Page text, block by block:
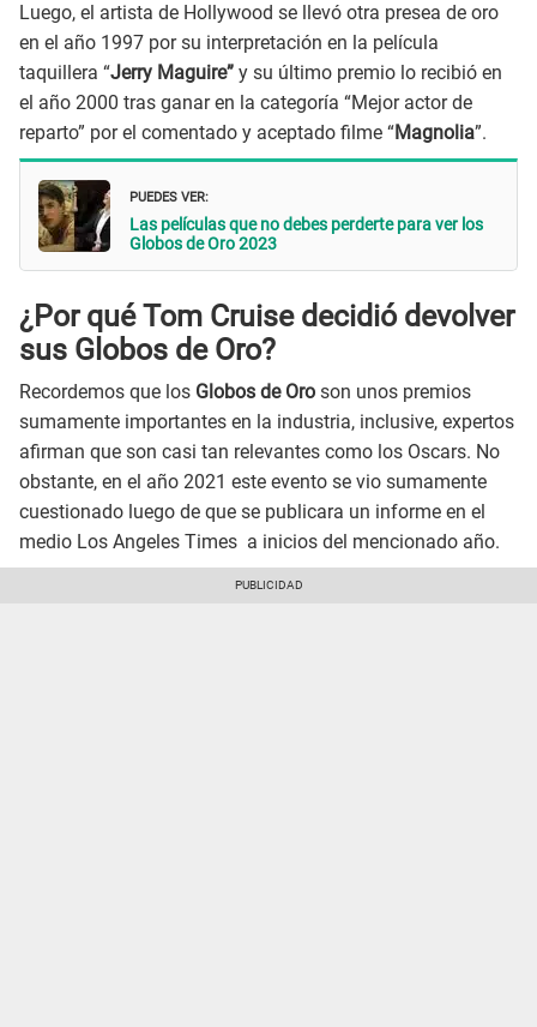
Luego, el artista de Hollywood se llevó otra presea de oro
en el año 1997 por su interpretación en la película
taquillera “Jerry Maguire” y su último premio lo recibió en
el año 2000 tras ganar en la categoría “Mejor actor de
reparto” por el comentado y aceptado filme “Magnolia”.
PUEDES VER:
Las películas que no debes perderte para ver los
Globos de Oro 2023
¿Por qué Tom Cruise decidió devolver
sus Globos de Oro?
Recordemos que los Globos de Oro son unos premios
sumamente importantes en la industria, inclusive, expertos
afirman que son casi tan relevantes como los Oscars. No
obstante, en el año 2021 este evento se vio sumamente
cuestionado luego de que se publicara un informe en el
medio Los Angeles Times a inicios del mencionado año.